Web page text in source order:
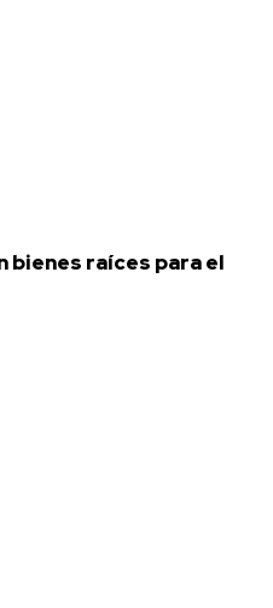
bienes raíces para el